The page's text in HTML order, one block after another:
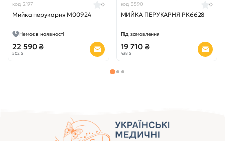
код 2197
Мийка перукарня М00924
0
Немає в наявності
22 590 ₴
502 $
код 3590
МИЙКА ПЕРУКАРНЯ PK6628
0
Під замовлення
19 710 ₴
438 $